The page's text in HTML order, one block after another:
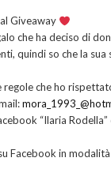
Giveaway
che ha deciso di
quindi so che la
che ho
“Ilaria Rodella”
Facebook in modalità